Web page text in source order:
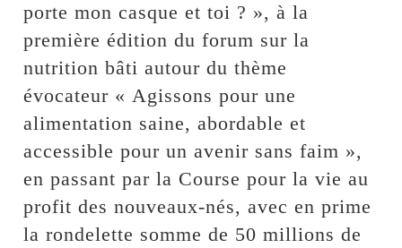
porte mon casque et toi ? », à la
première édition du forum sur la
nutrition bâti autour du thème
évocateur « Agissons pour une
alimentation saine, abordable et
accessible pour un avenir sans faim »,
en passant par la Course pour la vie au
profit des nouveaux-nés, avec en prime
la rondelette somme de 50 millions de